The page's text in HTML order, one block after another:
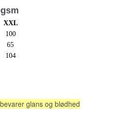
XXL
100
65
104
glans og blødhed